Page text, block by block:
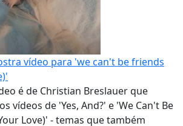
vídeo para 'we can't be friends
é de Christian Breslauer que
vídeos de 'Yes, And?' e 'We Can't Be
Love)' - temas que também